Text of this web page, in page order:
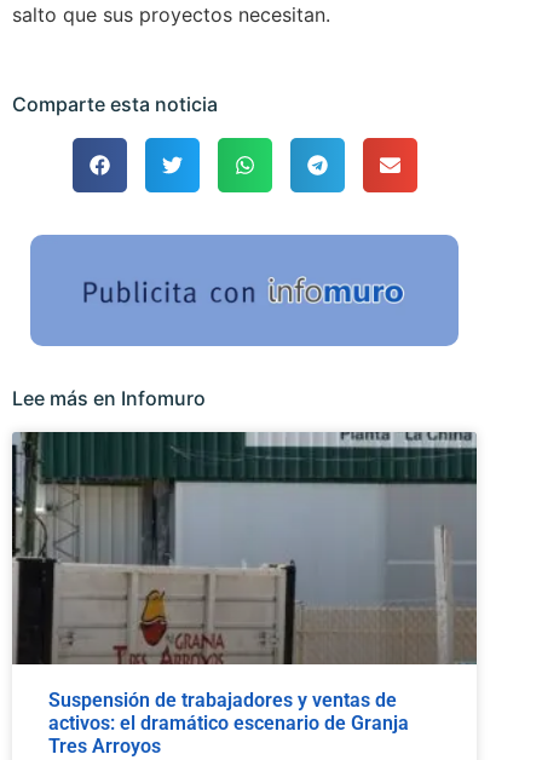
salto que sus proyectos necesitan.
Comparte esta noticia
Lee más en Infomuro
Suspensión de trabajadores y ventas de
activos: el dramático escenario de Granja
Tres Arroyos